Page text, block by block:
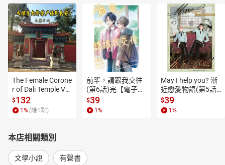
The Female Corone
r of Dali Temple Vo
l.6【有聲書】
$132
1 % (賺1 點)
前輩，請跟我交往
(第6話)完【電子
書】
$39
1 %
May I help you? 漸
近戀愛物語(第5話)
【電子書】
$39
1 %
本店相關類別
文學小說 有聲書